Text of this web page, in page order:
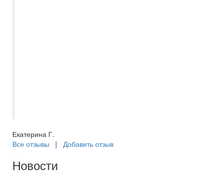
Екатерина Г.
Все отзывы | Добавить отзыв
Новости